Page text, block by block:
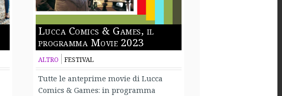
Lucca Comics & Games, il
programma Movie 2023
ALTRO FESTIVAL
Tutte le anteprime movie di Lucca
Comics & Games: in programma